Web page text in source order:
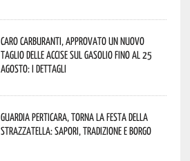
Caro carburanti, approvato un nuovo
taglio delle accise sul gasolio fino al 25
agosto: i dettagli
Guardia Perticara, torna la Festa della
Strazzatella: sapori, tradizione e borgo